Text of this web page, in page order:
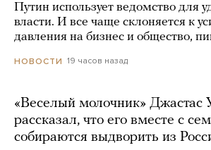
Путин использует ведомство для
власти. И все чаще склоняется к
давления на бизнес и общество,
НОВОСТИ 19 часов назад
«Веселый молочник» Джастас
рассказал, что его вместе с
собираются выдворить из